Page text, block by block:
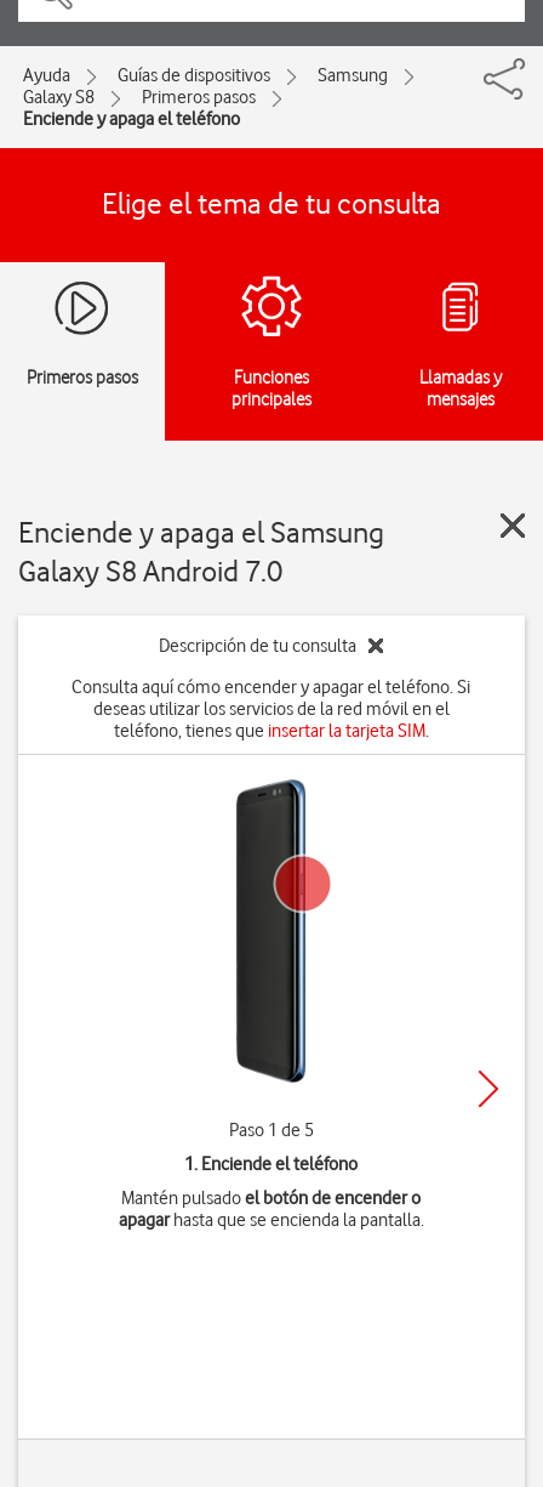
Ayuda Guías de dispositivos
Samsung
Galaxy S8
Primeros pasos
Enciende y apaga el teléfono
Elige el tema de tu consulta
Primeros pasos
Funciones
principales
Llamadas y
mensajes
Enciende y apaga el Samsung
Galaxy S8 Android 7.0
Descripción de tu consulta
Consulta aquí cómo encender y apagar el teléfono. Si
deseas utilizar los servicios de la red móvil en el
teléfono, tienes que insertar la tarjeta SIM.
Paso 1 de 5
1. Enciende el teléfono
Mantén pulsadoel botón de encender o
apagarhasta que se encienda la pantalla.